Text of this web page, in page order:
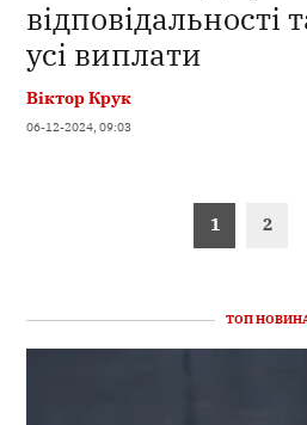
відповідальності
усі виплати
Віктор Крук
06-12-2024, 09:03
1 2
ТОП